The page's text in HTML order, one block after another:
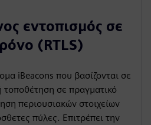
εντοπισμός σε
(RTLS)
iBeacons που βασίζονται σε
τοποθέτηση σε πραγματικό
περιουσιακών στοιχείων
πύλες. Επιτρέπει την